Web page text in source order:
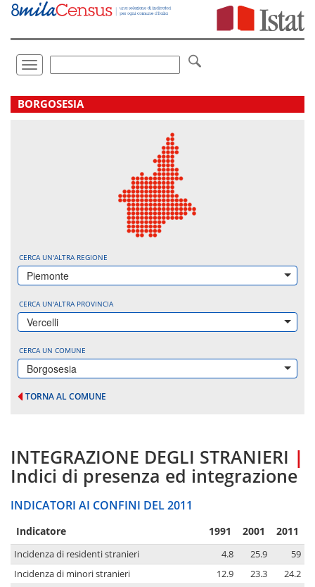
Vai
direttamente
Toggle
navigation
.
BORGOSESIA
CERCA UN'ALTRA REGIONE
Piemonte
CERCA UN'ALTRA PROVINCIA
Vercelli
CERCA UN COMUNE
Borgosesia
TORNA AL COMUNE
INTEGRAZIONE DEGLI STRANIERI |
Indici di presenza ed integrazione
INDICATORI AI CONFINI DEL 2011
Indicatore 1991 2001 2011
Incidenza di residenti stranieri 4.8 25.9
59
Incidenza di minori stranieri
12.9 23.3
24.2